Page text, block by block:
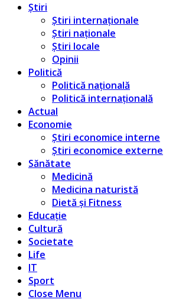
Știri
Știri internaționale
Știri naționale
Știri locale
Opinii
Politică
Politică națională
Politică internațională
Actual
Economie
Știri economice interne
Știri economice externe
Sănătate
Medicină
Medicina naturistă
Dietă și Fitness
Educație
Cultură
Societate
Life
IT
Sport
Close Menu